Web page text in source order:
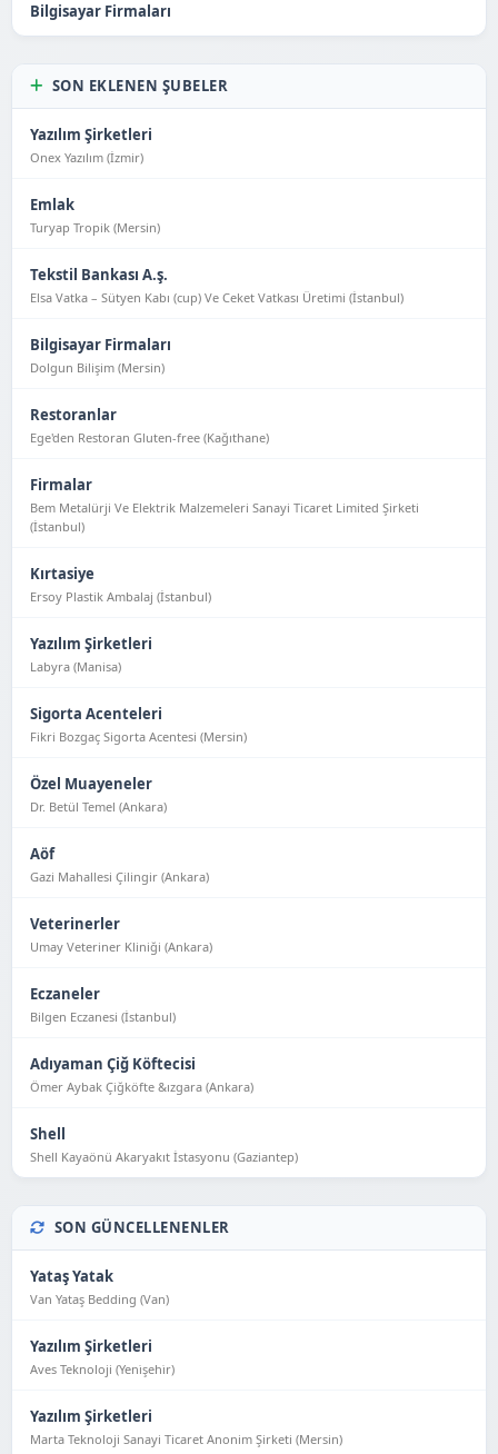
Bilgisayar Firmaları
SON EKLENEN ŞUBELER
Yazılım Şirketleri
Onex Yazılım (İzmir)
Emlak
Turyap Tropik (Mersin)
Tekstil Bankası A.ş.
Elsa Vatka – Sütyen Kabı (cup) Ve Ceket Vatkası Üretimi (İstanbul)
Bilgisayar Firmaları
Dolgun Bilişim (Mersin)
Restoranlar
Ege'den Restoran Gluten-free (Kağıthane)
Firmalar
Bem Metalürji Ve Elektrik Malzemeleri Sanayi Ticaret Limited Şirketi
(İstanbul)
Kırtasiye
Ersoy Plastik Ambalaj (İstanbul)
Yazılım Şirketleri
Labyra (Manisa)
Sigorta Acenteleri
Fikri Bozgaç Sigorta Acentesi (Mersin)
Özel Muayeneler
Dr. Betül Temel (Ankara)
Aöf
Gazi Mahallesi Çilingir (Ankara)
Veterinerler
Umay Veteriner Kliniği (Ankara)
Eczaneler
Bilgen Eczanesi (İstanbul)
Adıyaman Çiğ Köftecisi
Ömer Aybak Çiğköfte &ızgara (Ankara)
Shell
Shell Kayaönü Akaryakıt İstasyonu (Gaziantep)
SON GÜNCELLENENLER
Yataş Yatak
Van Yataş Bedding (Van)
Yazılım Şirketleri
Aves Teknoloji (Yeni̇şehi̇r)
Yazılım Şirketleri
Marta Teknoloji Sanayi Ticaret Anonim Şirketi (Mersin)